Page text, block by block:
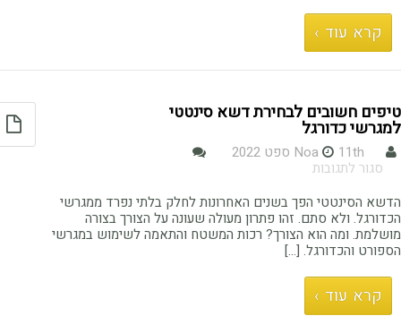
כדורגל?
קרא עוד ›
טיפים חשובים לבחירת דשא סינטטי
למגרשי כדורגל
Noa
11th ספט 2022
סגור לתגובות
חשובים
לבחירת
דשא
סינטטי
למגרשי
כדורגל
הדשא הסינטטי הפך בשנים האחרונות לחלק בלתי נפרד ממגרשי
הכדורגל. ולא סתם. זהו פתרון מעולה שעונה על הצורך בצורה
מושלמת. ומה הוא הצורך? רכות המשטח והתאמה לשימוש במגרשי
הספורט והכדורגל. […]
קרא עוד ›